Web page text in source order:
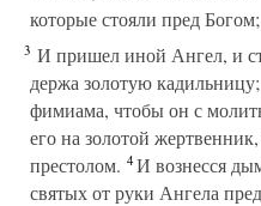
которые стояли пред
3 И пришел иной Ангел, и
держа золотую
фимиама, чтобы он с
его на золотой
престолом. 4И вознесся
святых от руки Ангела